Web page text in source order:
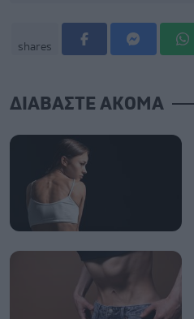
shares
ΔΙΑΒΑΣΤΕ ΑΚΟΜΑ